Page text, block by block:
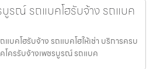
บูรณ์ รถแบคโฮรับจ้าง รถแบค
บคโฮรับจ้าง รถแบคโฮให้เช่า บริการครบ
โครรับจ้างเพชรบูรณ์ รถแบค